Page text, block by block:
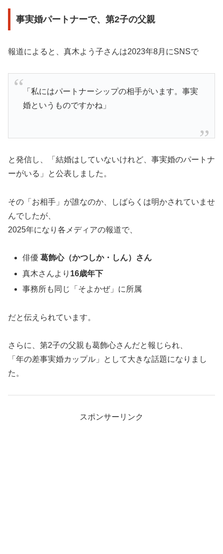
事実婚パートナーで、第2子の父親
報道によると、真木よう子さんは2023年8月にSNSで
「私にはパートナーシップの相手がいます。事実
婚というものですかね」
と発信し、「結婚はしていないけれど、事実婚のパートナ
ーがいる」と公表しました。
その「お相手」が誰なのか、しばらくは明かされていませ
んでしたが、
2025年になり各メディアの報道で、
俳優葛飾心（かつしか・しん）さん
真木さんより 16歳年下
事務所も同じ「そよかぜ」に所属
だと伝えられています。
さらに、第2子の父親も葛飾心さんだと報じられ、
「年の差事実婚カップル」として大きな話題になりまし
た。
スポンサーリンク